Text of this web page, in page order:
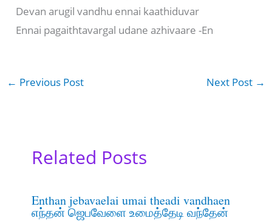
Devan arugil vandhu ennai kaathiduvar
Ennai pagaithtavargal udane azhivaare -En
← Previous Post Next Post →
Related Posts
Enthan jebavaelai umai theadi vandhaen
எந்தன் ஜெபவேளை உமைத்தேடி வந்தேன்